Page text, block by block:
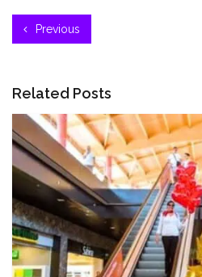
Previous
Related Posts